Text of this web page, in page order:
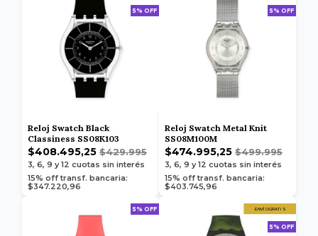
5% OFF
Reloj Swatch Black
Classiness SS08K103
$408.495,25 $429.995
3, 6, 9 y 12 cuotas sin interés
15% off transf. bancaria:
$347.220,96
5% OFF
Reloj Swatch Metal Knit
SS08M100M
$474.995,25 $499.995
3, 6, 9 y 12 cuotas sin interés
15% off transf. bancaria:
$403.745,96
5% OFF ENVÍO GRATIS
5% OFF